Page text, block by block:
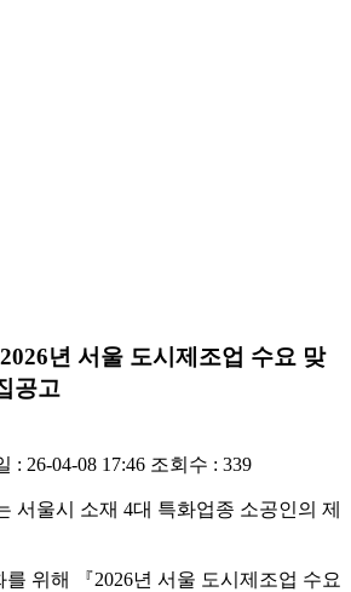
년 서울 도시제조업 수요 맞
공고
: 26-04-08 17:46 조회수 : 339
서울시 소재 4대 특화업종 소공인의 제
위해 『2026년 서울 도시제조업 수요